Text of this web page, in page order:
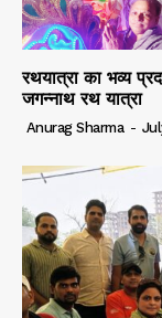
रथयात्रा का भव्य
जगन्नाथ रथ यात्रा
Anurag Sharma -